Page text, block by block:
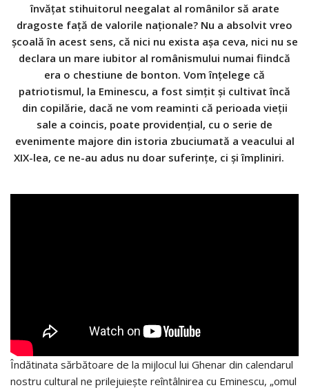
învățat stihuitorul neegalat al românilor să arate
dragoste faţă de valorile naționale? Nu a absolvit vreo
școală în acest sens, că nici nu exista așa ceva, nici nu se
declara un mare iubitor al românismului numai fiindcă
era o chestiune de bonton. Vom înțelege că
patriotismul, la Eminescu, a fost simțit și cultivat încă
din copilărie, dacă ne vom reaminti că perioada vieții
sale a coincis, poate providențial, cu o serie de
evenimente majore din istoria zbuciumată a veacului al
XIX-lea, ce ne-au adus nu doar suferințe, ci și împliniri.
Îndătinata sărbătoare de la mijlocul lui Ghenar din calendarul
nostru cultural ne prilejuiește reîntâlnirea cu Eminescu, „omul